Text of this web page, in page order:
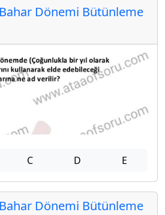
Dönemi Bütünleme
C D E
Dönemi Bütünleme